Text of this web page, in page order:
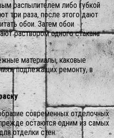
распылителем либо губкой
три раза, после этого дают
обои. Затем обои
раствором одного стакана
материалы, каковые
подлежащих ремонту, в
современных отделочных
остаются одним из самых
отделки стен.